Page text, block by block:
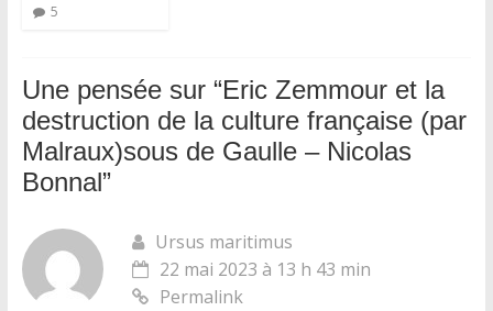
5
Une pensée sur “Eric Zemmour et la
destruction de la culture française (par
Malraux)sous de Gaulle – Nicolas
Bonnal”
Ursus maritimus
22 mai 2023 à 13 h 43 min
Permalink